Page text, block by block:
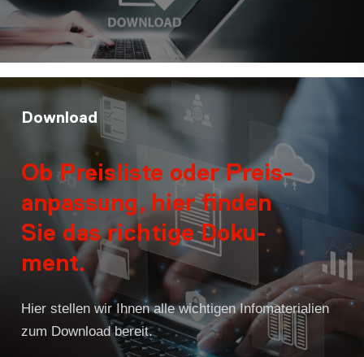
Download
Ob Preis­liste oder Preis­
an­pas­sung, hier fin­den
Sie das rich­tige Doku­
ment.
Hier stel­len wir Ihnen alle wich­ti­gen Info­ma­te­ria­lien
zum Down­load bereit.